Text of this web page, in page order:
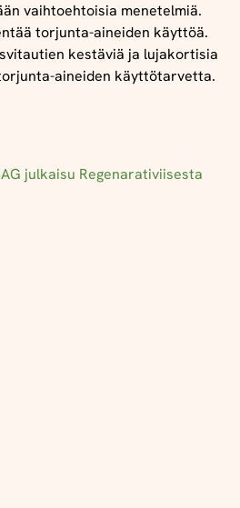
vaihtoehtoisia menetelmiä.
torjunta-aineiden käyttöä.
kestäviä ja lujakortisia
aineiden käyttötarvetta.
julkaisu Regenarativiisesta